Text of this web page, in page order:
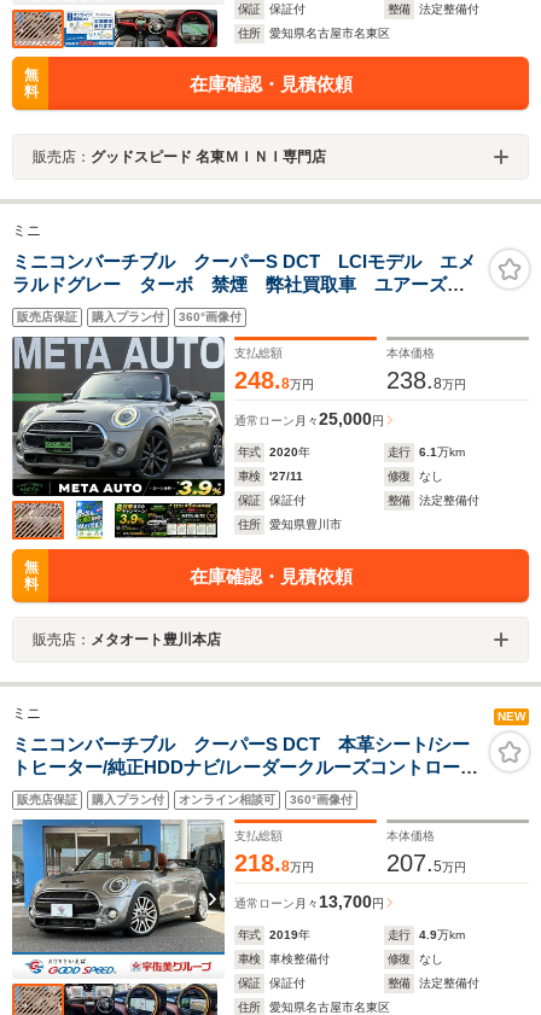
保証
保証付 整備
法定整備付
住所
愛知県名古屋市名東区
無
料
在庫確認・見積依頼
販売店： グッドスピード 名東ＭＩＮＩ専門店
ミニ
ミニコンバーチブル クーパーS DCT LCIモデル エメ
ラルドグレー ターボ 禁煙 弊社買取車 ユアーズソ
フトトップ エキサイトメントパッケージ CABANAス
トライプタイプシートカバー アクティブクルーズコン
トロール インテリジェントセーフティ
販売店保証 購入プラン付 360°画像付
支払総額
248.8万円
本体価格
238.8万円
通常ローン 月々25,000円
年式 2020年 走行 6.1万km
車検
'27/11 修復
なし
保証
保証付 整備
法定整備付
住所
愛知県豊川市
無
料
在庫確認・見積依頼
販売店： メタオート豊川本店
ミニ NEW
ミニコンバーチブル クーパーS DCT 本革シート/シー
トヒーター/純正HDDナビ/レーダークルーズコントロー
ル/ミラーETC/コンフォートアクセス/インテリジェントセ
ーフティ/クリアランスソナー/ドライビングモード/アイド
リングストップ/
販売店保証 購入プラン付 オンライン相談可 360°画像付
支払総額
218.8万円
本体価格
207.5万円
通常ローン 月々13,700円
年式 2019年 走行 4.9万km
車検
車検整備付 修復
なし
保証
保証付 整備
法定整備付
住所
愛知県名古屋市名東区